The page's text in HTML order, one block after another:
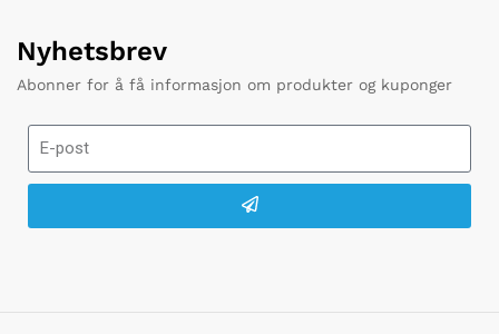
Nyhetsbrev
Abonner for å få informasjon om produkter og kuponger